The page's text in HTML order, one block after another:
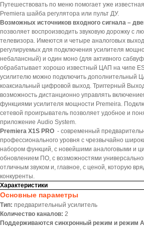
Путешествовать по меню помогает уже
Premiera шайба регулятора или пульт ДУ.
Возможных источников входного сигнала –
позволяет воспроизводить звуковую дорожку с
телевизора. Имеются и четыре аналоговых
регулируемых для подключения усилителя
небалансный) и один моно (для активного
обрабатывает хорошо известный ЦАП на чипе
усилителю можно подключить дополнительный
коаксиальный цифровой выход. Триггерный
возможность дистанционно управлять
функциями усилителя мощности Premeira.
сетевой проигрыватель позволяет удобное и
приложение Audio System.
Premiera X1S PRO - современный
профессионального уровня с чрезвычайно
набором функций, с новейшими аналоговыми и
обновлением ПО, с возможностями
отличным звуком и, главное, с ценой, которую
конкуренты.
Характеристики
Основные параметры
Тип: предварительный усилитель
Количество каналов: 2
Поддерживаются синхронный режим и режим